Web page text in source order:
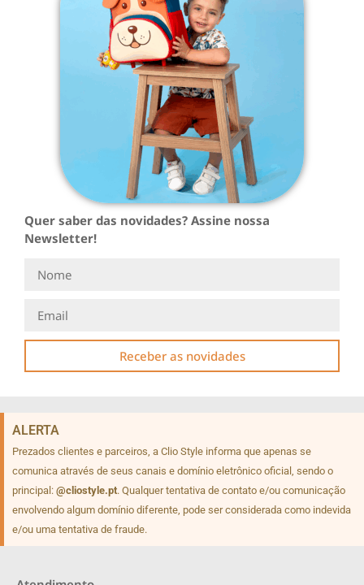
Quer saber das novidades? Assine nossa
Newsletter!
Receber as novidades
ALERTA
Prezados clientes e parceiros, a Clio Style informa que apenas se
comunica através de seus canais e domínio eletrônico oficial, sendo o
principal: @cliostyle.pt. Qualquer tentativa de contato e/ou comunicação
envolvendo algum domínio diferente, pode ser considerada como indevida
e/ou uma tentativa de fraude.